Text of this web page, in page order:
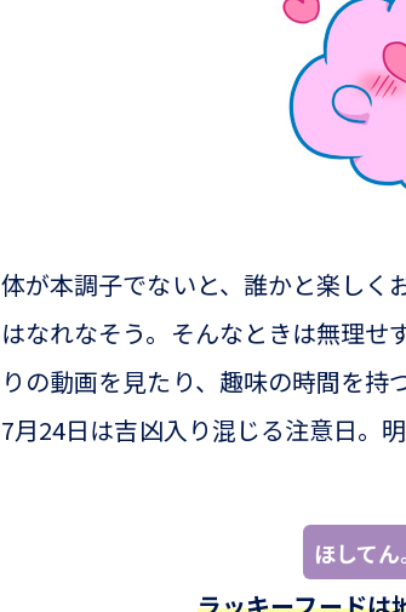
体が本調子でないと、誰かと楽しく
はなれなそう。そんなときは無理せ
りの動画を見たり、趣味の時間を
7月24日は吉凶入り混じる注意日。
ほして